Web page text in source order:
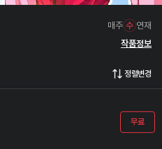
매주 수 연재
작품정보
정렬변경
무료